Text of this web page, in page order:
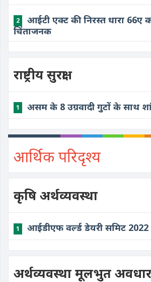
2
आईटी एक्ट की निरस्त धारा 66ए का
चिंताजनक
राष्ट्रीय सुरक्षा
1 असम के 8 उग्रवादी गुटों के साथ
आर्थिक परिदृश्य
कृषि अर्थव्यवस्था
1 आईडीएफ वर्ल्ड डेयरी समिट 2022
अर्थव्यवस्था मूलभुत